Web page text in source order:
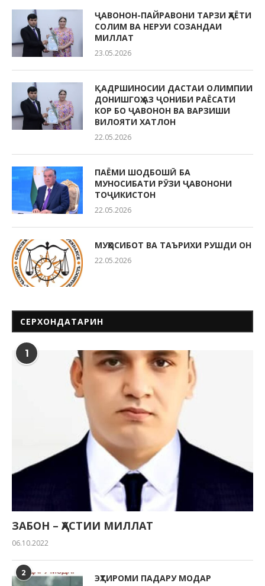
ҶАВОНОН-ПАЙРАВОНИ ТАРЗИ ҲАЁТИ
СОЛИМ ВА НЕРУИ СОЗАНДАИ
МИЛЛАТ
23.05.2026
ҚАДРШИНОСИИ ДАСТАИ ОЛИМПИИ
ДОНИШГОҲ АЗ ҶОНИБИ РАЁСАТИ
КОР БО ҶАВОНОН ВА ВАРЗИШИ
ВИЛОЯТИ ХАТЛОН
22.05.2026
ПАЁМИ ШОДБОШӢ БА
МУНОСИБАТИ РӮЗИ ҶАВОНОНИ
ТОҶИКИСТОН
22.05.2026
МУҲОСИБОТ ВА ТАЪРИХИ РУШДИ ОН
22.05.2026
СЕРХОНДАТАРИН
1
ЗАБОН – ҲАСТИИ МИЛЛАТ
06.10.2022
2 ЭҲТИРОМИ ПАДАРУ МОДАР